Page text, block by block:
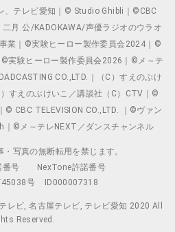
、テレビ愛知｜© Studio Ghibli｜©CBC
月 公/KADOKAWA/声優ラジオのウラオ
業｜©実験ヒーロー製作委員会2024｜©
実験ヒーロー製作委員会2026｜©メ～テ
CO.,LTD.｜（C）すえのぶけ
すえのぶけいこ／講談社（C）CTV｜©
© CBC TELEVISION CO.,LTD. ｜©ヴァン
｜©メ～テレNEXT／ダンスチャンネル
写真の無断転用を禁じます。
番号
NexTone許諾番号
号
ID000007318
レビ, 名古屋テレビ, テレビ愛知 2020 All
Reserved.